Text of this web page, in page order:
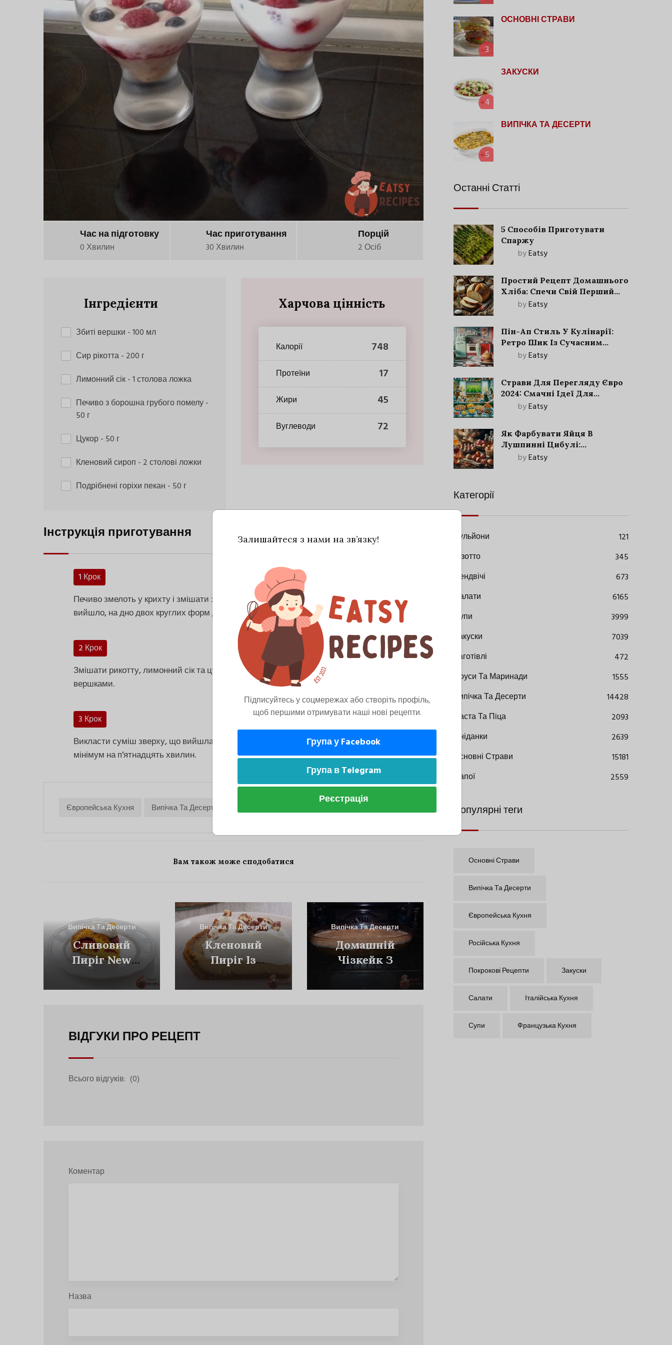
Час на підготовку
0 Хвилин
Час приготування
30 Хвилин
Порцій
2 Осіб
Інгредієнти
Збиті вершки - 100 мл
Сир рікотта- 200 г
Лимонний сік- 1 столова ложка
Печиво з борошна грубого помелу-
50 г
Цукор- 50 г
Кленовий сироп - 2 столові ложки
Подрібнені горіхи пекан - 50 г
Харчова цінність
Калорії 748
Протеїни 17
Жири 45
Вуглеводи 72
Інструкція приготування
1 Крок
Печиво змелоть у крихту і змішати з|із| пеканом і сиропом. Укласти тісто, що
вийшло, на дно двох круглих форм діаметром 8 см.
2 Крок
Змішати рикотту, лимонний сік та цукор, а потім акуратно з'єднати зі збитими
вершками.
3 Крок
Викласти суміш зверху, що вийшла, на тісто і прибрати формочки в холодильник
мінімум на п'ятнадцять хвилин.
Європейська Кухня Випічка Та Десерти
Вам також може сподобатися
Випічка Та Десерти
Сливовий
Пиріг New
Випічка Та Десерти
Кленовий
Пиріг Із
Кремом
Випічка Та Десерти
Домашній
Чізкейк З
Сиром Та
Сиром Рікотта
ВІДГУКИ ПРО РЕЦЕПТ
Всього відгуків: (0)
Коментар
Назва
3
ОСНОВНІ СТРАВИ
4
ЗАКУСКИ
5
ВИПІЧКА ТА ДЕСЕРТИ
Останні Статті
5 Способів Приготувати
Спаржу
byEatsy
Простий Рецепт Домашнього
Хліба: Спечи Свій Перший
Запашний Хліб!
byEatsy
Пін-Ап Стиль У Кулінарії:
Ретро Шик Із Сучасним
Акцентом
byEatsy
Страви Для Перегляду Євро
2024: Смачні Ідеї Для
Футбольного Свята
byEatsy
Як Фарбувати Яйця В
Лушпинні Цибулі:
Старовинний Метод З
byEatsy
Категорії
Бульйони
121
Різотто
345
Сендвічі
673
Салати
6165
Супи
3999
Закуски
7039
Заготівлі
472
Соуси Та Маринади
1555
Випічка Та Десерти
14428
Паста Та Піца
2093
Сніданки
2639
Основні Страви
15181
Напої
2559
Популярні теги
Основні Страви
Випічка Та Десерти
Європейська Кухня
Російська Кухня
Покрокові Рецепти Закуски
Салати Італійська Кухня
Супи Французька Кухня
Залишайтеся з нами на зв’язку!
Підписуйтесь у соцмережах або створіть профіль,
щоб першими отримувати наші нові рецепти.
Група у Facebook
Група в Telegram
Реєстрація